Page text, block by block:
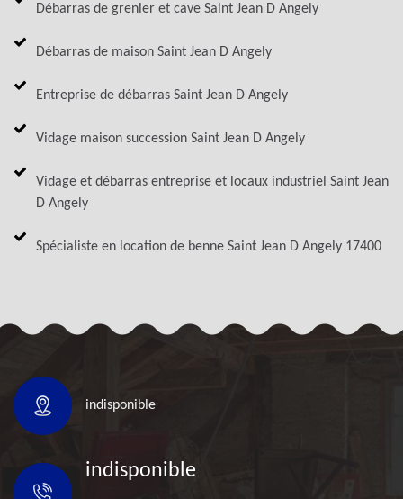
Débarras de grenier et cave Saint Jean D Angely
Débarras de maison Saint Jean D Angely
Entreprise de débarras Saint Jean D Angely
Vidage maison succession Saint Jean D Angely
Vidage et débarras entreprise et locaux industriel Saint Jean
D Angely
Spécialiste en location de benne Saint Jean D Angely 17400
indisponible
indisponible